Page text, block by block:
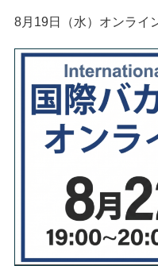
8月19日（水）オンライ